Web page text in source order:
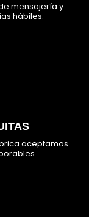
mensajería y
hábiles.
aceptamos